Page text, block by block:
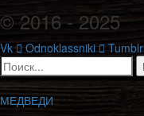
© 2016 - 2025
Vk Odnoklassniki
Tumblr
МЕДВЕДИ